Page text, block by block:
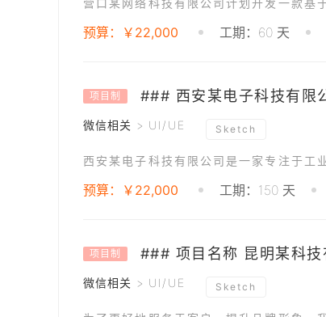
预算：￥22,000 工期：60 天
项目制
微信相关 > UI/UE Sketch
预算：￥22,000 工期：150 天
项目制
微信相关 > UI/UE Sketch